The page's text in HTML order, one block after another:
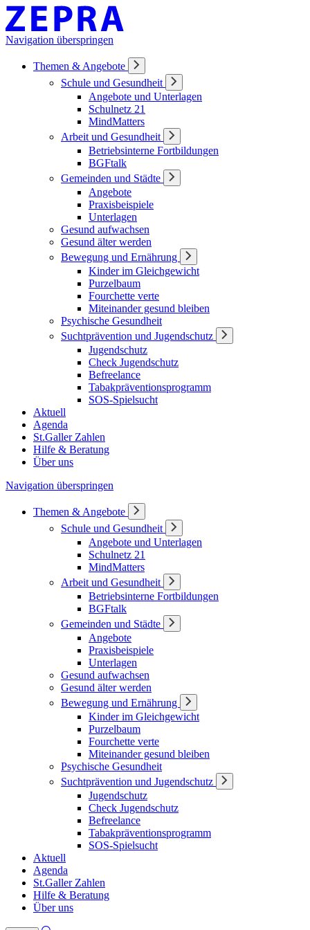
Navigation überspringen
Themen & Angebote
Schule und Gesundheit
Angebote und Unterlagen
Schulnetz 21
MindMatters
Arbeit und Gesundheit
Betriebsinterne Fortbildungen
BGFtalk
Gemeinden und Städte
Angebote
Praxisbeispiele
Unterlagen
Gesund aufwachsen
Gesund älter werden
Bewegung und Ernährung
Kinder im Gleichgewicht
Purzelbaum
Fourchette verte
Miteinander gesund bleiben
Psychische Gesundheit
Suchtprävention und Jugendschutz
Jugendschutz
Check Jugendschutz
Befreelance
Tabakpräventionsprogramm
SOS-Spielsucht
Aktuell
Agenda
St.Galler Zahlen
Hilfe & Beratung
Über uns
Navigation überspringen
Themen & Angebote
Schule und Gesundheit
Angebote und Unterlagen
Schulnetz 21
MindMatters
Arbeit und Gesundheit
Betriebsinterne Fortbildungen
BGFtalk
Gemeinden und Städte
Angebote
Praxisbeispiele
Unterlagen
Gesund aufwachsen
Gesund älter werden
Bewegung und Ernährung
Kinder im Gleichgewicht
Purzelbaum
Fourchette verte
Miteinander gesund bleiben
Psychische Gesundheit
Suchtprävention und Jugendschutz
Jugendschutz
Check Jugendschutz
Befreelance
Tabakpräventionsprogramm
SOS-Spielsucht
Aktuell
Agenda
St.Galler Zahlen
Hilfe & Beratung
Über uns